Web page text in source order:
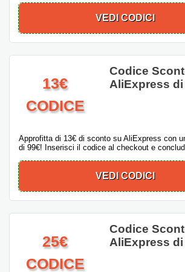
VEDI CODICI
13€
CODICE
Codice
AliExpress di
Approfitta di 13€ di sconto su AliExpress con
di 99€! Inserisci il codice al checkout e
VEDI CODICI
25€
CODICE
Codice
AliExpress di